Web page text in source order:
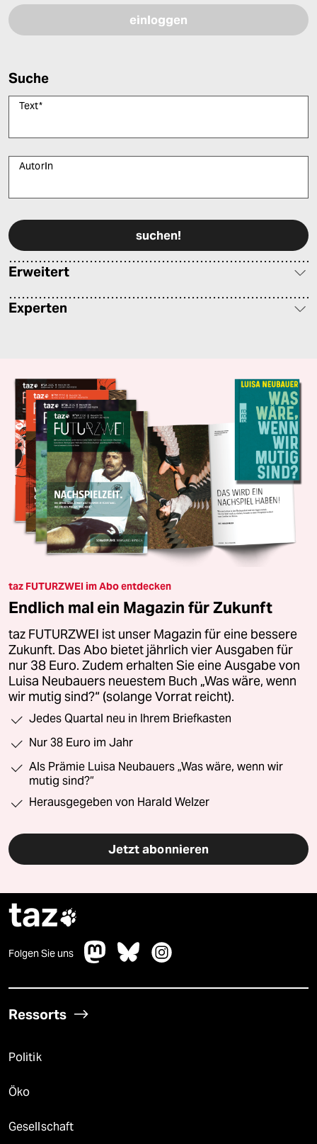
Suche
Text*
AutorIn
Erweitert
Experten
taz FUTURZWEI im Abo entdecken
Endlich mal ein Magazin für Zukunft
taz FUTURZWEI ist unser Magazin für eine bessere
Zukunft. Das Abo bietet jährlich vier Ausgaben für
nur 38 Euro. Zudem erhalten Sie eine Ausgabe von
Luisa Neubauers neuestem Buch „Was wäre, wenn
wir mutig sind?“ (solange Vorrat reicht).
Jedes Quartal neu in Ihrem Briefkasten
Nur 38 Euro im Jahr
Als Prämie Luisa Neubauers „Was wäre, wenn wir
mutig sind?“
Herausgegeben von Harald Welzer
Jetzt abonnieren
taz
Folgen Sie uns
Ressorts
Politik
Öko
Gesellschaft